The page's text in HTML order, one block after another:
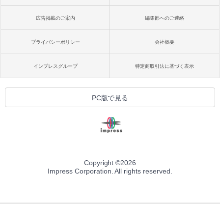
広告掲載のご案内 編集部へのご連絡
プライバシーポリシー 会社概要
インプレスグループ 特定商取引法に基づく表示
PC版で見る
Copyright ©2026
Impress Corporation. All rights reserved.